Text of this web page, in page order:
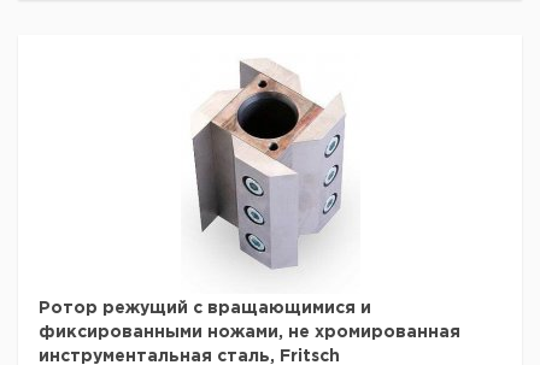
Ротор режущий с вращающимися и
фиксированными ножами, не хромированная
инструментальная сталь, Fritsch